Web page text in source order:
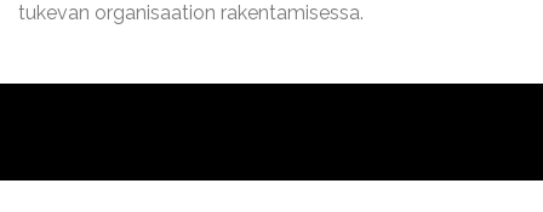
tukevan organisaation rakentamisessa.